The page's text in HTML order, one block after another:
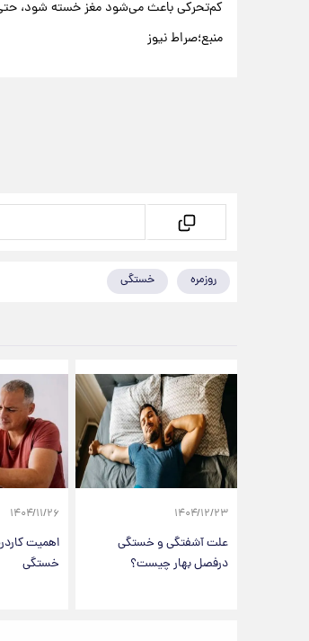
کم‌تحرکی باعث می‌شود مغز خسته شود،
منبع؛صراط نیوز
روزمره خستگی
۱۴۰۴/۱۲/۲۳
علت آشفتگی و خستگی
در‌فصل بهار چیست؟
۱۴۰۴/۱۱/۲۶
اهمیت
خستگی